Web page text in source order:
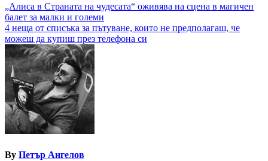
Навигация
„Алиса в Страната на чудесата“ оживява на сцена в магичен
балет за малки и големи
4 неща от списъка за пътуване, които не предполагаш, че
можеш да купиш през телефона си
By Петър Ангелов